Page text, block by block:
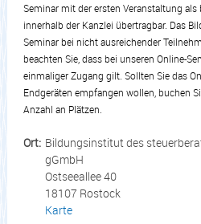
Seminar mit der ersten Veranstaltung
innerhalb der Kanzlei übertragbar. Das
Seminar bei nicht ausreichender
beachten Sie, dass bei unseren Online-
einmaliger Zugang gilt. Sollten Sie das
Endgeräten empfangen wollen, buchen
Anzahl an Plätzen.
Ort: Bildungsinstitut des
gGmbH
Ostseeallee 40
18107 Rostock
Karte